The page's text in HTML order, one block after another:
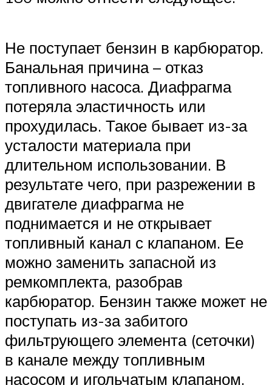
Не поступает бензин в карбюратор.
Банальная причина – отказ
топливного насоса. Диафрагма
потеряла эластичность или
прохудилась. Такое бывает из-за
усталости материала при
длительном использовании. В
результате чего, при разрежении в
двигателе диафрагма не
поднимается и не открывает
топливный канал с клапаном. Ее
можно заменить запасной из
ремкомплекта, разобрав
карбюратор. Бензин также может не
поступать из-за забитого
фильтрующего элемента (сеточки)
в канале между топливным
насосом и игольчатым клапаном.